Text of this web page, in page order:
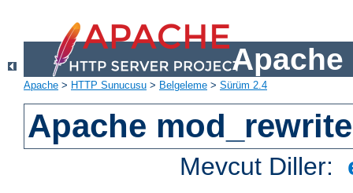
Apache
Apache > HTTP Sunucusu > Belgeleme > Sürüm 2.4
Apache mod_rewrite
Mevcut Diller: